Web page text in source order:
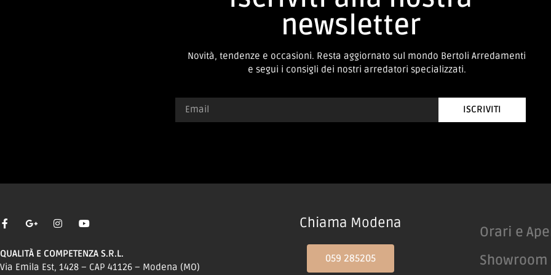
newsletter
Novità, tendenze e occasioni. Resta aggiornato sul mondo Bertoli Arredamenti
e segui i consigli dei nostri arredatori specializzati.
ISCRIVITI
QUALITÀ E COMPETENZA S.R.L.
Via Emila Est, 1428 – CAP 41126 – Modena (MO)
Chiama Modena
059 285205
Orari e
Showroom